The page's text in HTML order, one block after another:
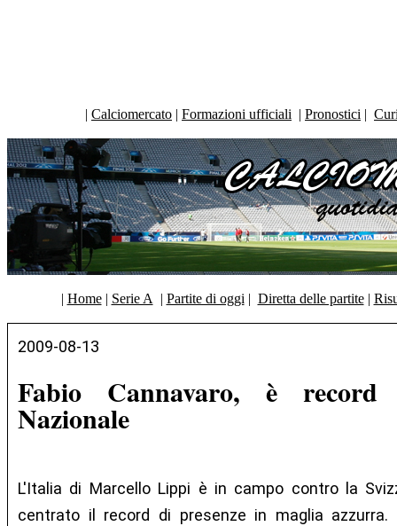
| Calciomercato | Formazioni ufficiali | Pronostici |
| Home| Serie A | Partite di oggi | Diretta delle partite|
2009-08-13
Fabio Cannavaro, è
Nazionale
L'Italia di Marcello Lippi è in campo contro la
centrato il record di presenze in maglia